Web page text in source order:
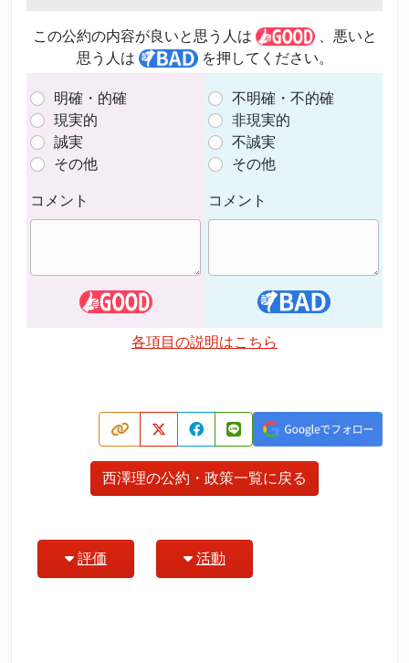
この公約の内容が良いと思う人は
、悪いと
思う人は
を押してください。
明確・的確
現実的
誠実
その他
コメント
不明確・不的確
非現実的
不誠実
その他
コメント
各項目の説明はこちら
西澤理の公約・政策一覧に戻る
評価 活動